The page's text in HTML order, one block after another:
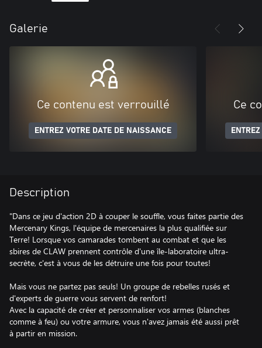
Galerie
Ce contenu est verrouillé
ENTREZ VOTRE DATE DE NAISSANCE
Ce
Description
"Dans ce jeu d'action 2D à couper le souffle, vous faites partie des
Mercenary Kings, l'équipe de mercenaires la plus qualifiée sur
Terre! Lorsque vos camarades tombent au combat et que les
sbires de CLAW prennent contrôle d'une île-laboratoire ultra-
secrète, c'est à vous de les détruire une fois pour toutes!
Mais vous ne partez pas seuls! Un groupe de rebelles rusés et
d'experts de guerre vous servent de renfort!
Avec la capacité de créer et personnaliser vos armes (blanches
comme à feu) ou votre armure, vous n'avez jamais été aussi prêt
à partir en mission.